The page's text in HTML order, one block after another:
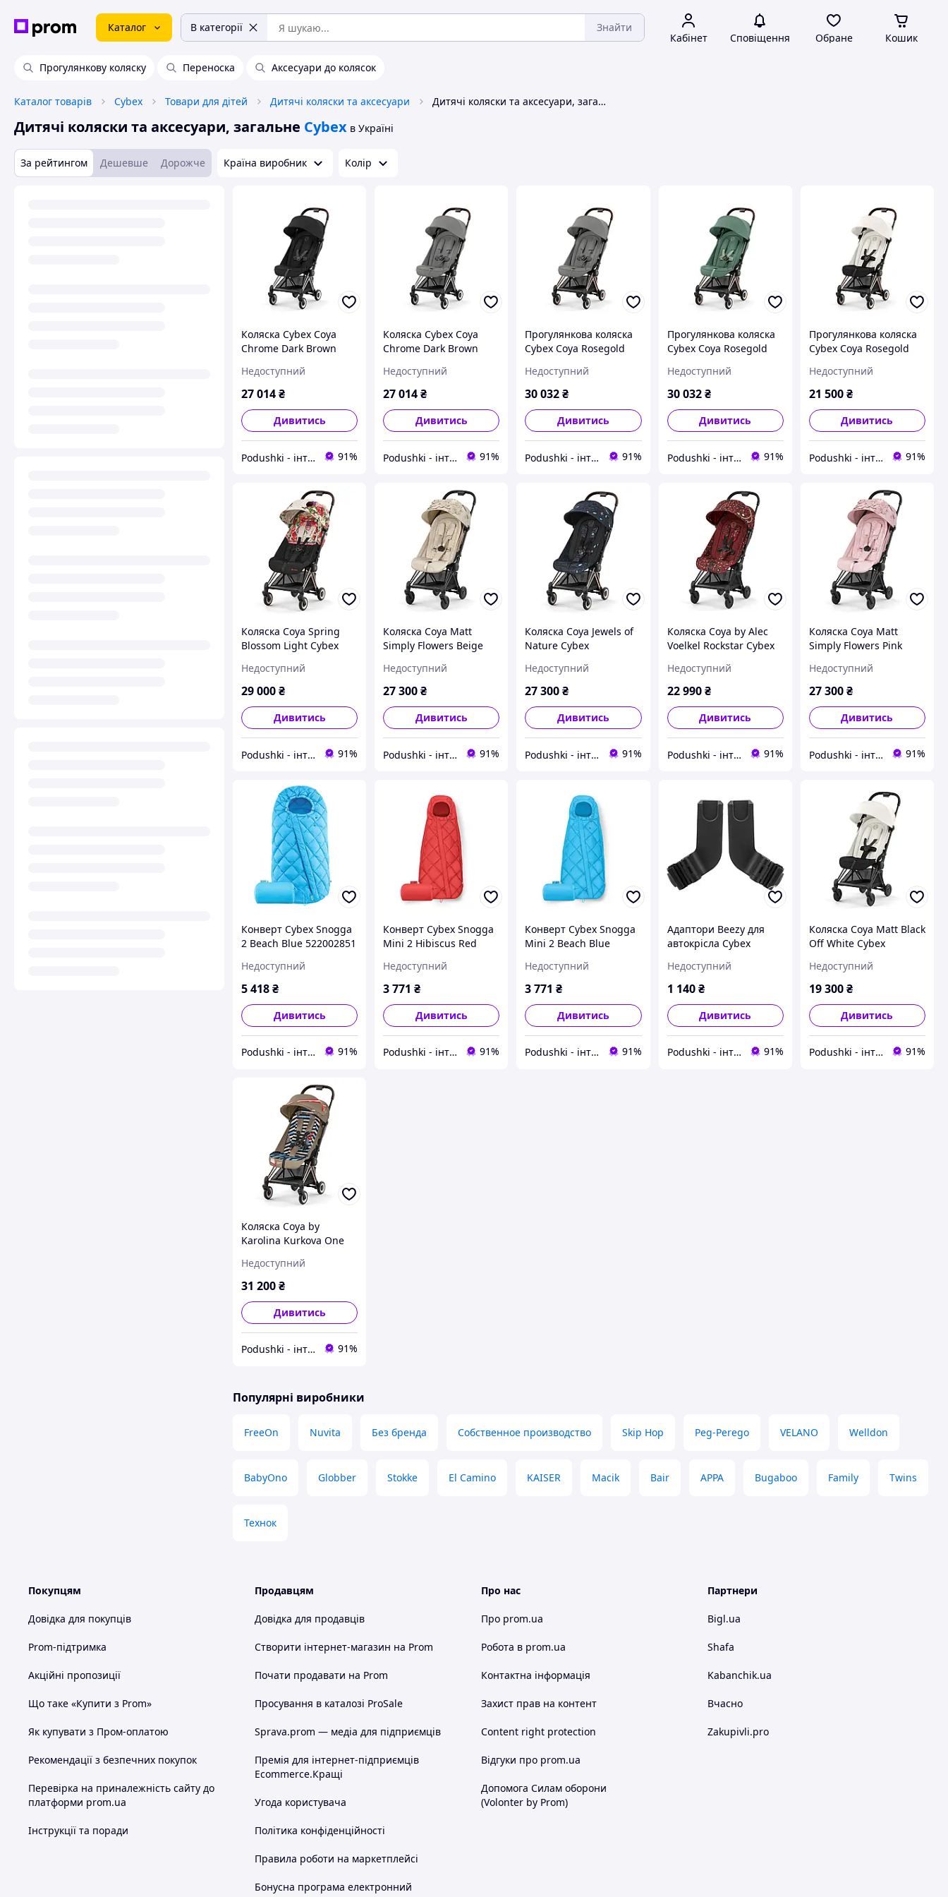
Каталог В категорії Знайти
Кабінет Сповіщення Обране Кошик
Прогулянкову коляску Переноска Аксесуари до колясок
Каталог товарів Cybex Товари для дітей Дитячі коляски та аксесуари Дитячі коляски та аксесуари, загальне Cybex
Дитячі коляски та аксесуари, загальне Cybex в Україні
За рейтингом Дешевше Дорожче Країна виробник Колір
Коляска Cybex Coya
Chrome Dark Brown
Недоступний
27 014₴
Дивитись
Podushki - інтернет-магазин Подушки 91%
Коляска Cybex Coya
Chrome Dark Brown
Недоступний
27 014₴
Дивитись
Podushki - інтернет-магазин Подушки 91%
Прогулянкова коляска
Cybex Coya Rosegold
522004255
Недоступний
30 032₴
Дивитись
Podushki - інтернет-магазин Подушки 91%
Прогулянкова коляска
Cybex Coya Rosegold
Недоступний
30 032 ₴
Дивитись
Podushki - інтернет-магазин Подушки 91%
Прогулянкова коляска
Cybex Coya Rosegold
522004265
Недоступний
21 500₴
Дивитись
Podushki - інтернет-магазин Подушки 91%
Коляска Coya Spring
Blossom Light Cybex
Недоступний
29 000₴
Дивитись
Podushki - інтернет-магазин Подушки 91%
Коляска Coya Matt
Simply Flowers Beige
Недоступний
27 300₴
Дивитись
Podushki - інтернет-магазин Подушки 91%
Коляска Coya Jewels of
Nature Cybex
Недоступний
27 300₴
Дивитись
Podushki - інтернет-магазин Подушки 91%
Коляска Coya by Alec
Voelkel Rockstar Cybex
Недоступний
22 990 ₴
Дивитись
Podushki - інтернет-магазин Подушки 91%
Коляска Coya Matt
Simply Flowers Pink
Недоступний
27 300₴
Дивитись
Podushki - інтернет-магазин Подушки 91%
Конверт Cybex Snogga
2 Beach Blue 522002851
Недоступний
5 418₴
Дивитись
Podushki - інтернет-магазин Подушки 91%
Конверт Cybex Snogga
Mini 2 Hibiscus Red
Недоступний
3 771 ₴
Дивитись
Podushki - інтернет-магазин Подушки 91%
Конверт Cybex Snogga
Mini 2 Beach Blue
Недоступний
3 771 ₴
Дивитись
Podushki - інтернет-магазин Подушки 91%
Адаптори Beezy для
автокрісла Cybex
Недоступний
1 140 ₴
Дивитись
Podushki - інтернет-магазин Подушки 91%
Коляска Coya Matt Black
Off White Cybex
Недоступний
19 300₴
Дивитись
Podushki - інтернет-магазин Подушки 91%
Коляска Coya by
Karolina Kurkova One
Недоступний
31 200₴
Дивитись
Podushki - інтернет-магазин Подушки 91%
Популярні виробники
FreeOn Nuvita Без бренда Собственное производство Skip Hop Peg-Perego VELANO Welldon
BabyOno Globber Stokke El Camino KAISER Macik Bair АРРА Bugaboo Family Twins
Технок
Покупцям
Довідка для покупців
Prom-підтримка
Акційні пропозиції
Що таке «Купити з Prom»
Як купувати з Пром-оплатою
Рекомендації з безпечних покупок
Перевірка на приналежність сайту до
платформи prom.ua
Інструкції та поради
Продавцям
Довідка для продавців
Створити інтернет-магазин на Prom
Почати продавати на Prom
Просування в каталозі ProSale
Sprava.prom — медіа для підприємців
Премія для інтернет-підприємців
Ecommerce.Кращі
Угода користувача
Політика конфіденційності
Правила роботи на маркетплейсі
Бонусна програма електронний
Про нас
Про prom.ua
Робота в prom.ua
Контактна інформація
Захист прав на контент
Content right protection
Відгуки про prom.ua
Допомога Силам оборони
(Volonter by Prom)
Партнери
Bigl.ua
Shafa
Kabanchik.ua
Вчасно
Zakupivli.pro